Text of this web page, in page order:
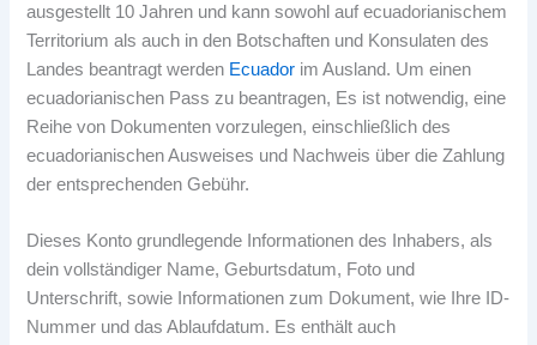
ausgestellt 10 Jahren und kann sowohl auf ecuadorianischem
Territorium als auch in den Botschaften und Konsulaten des
Landes beantragt werden Ecuador im Ausland. Um einen
ecuadorianischen Pass zu beantragen, Es ist notwendig, eine
Reihe von Dokumenten vorzulegen, einschließlich des
ecuadorianischen Ausweises und Nachweis über die Zahlung
der entsprechenden Gebühr.
Dieses Konto grundlegende Informationen des Inhabers, als
dein vollständiger Name, Geburtsdatum, Foto und
Unterschrift, sowie Informationen zum Dokument, wie Ihre ID-
Nummer und das Ablaufdatum. Es enthält auch